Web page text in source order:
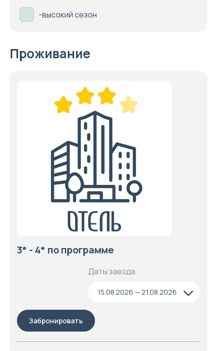
-высокий сезон
Проживание
3* - 4* по программе
Даты заезда:
15.08.2026 — 21.08.2026
Забронировать